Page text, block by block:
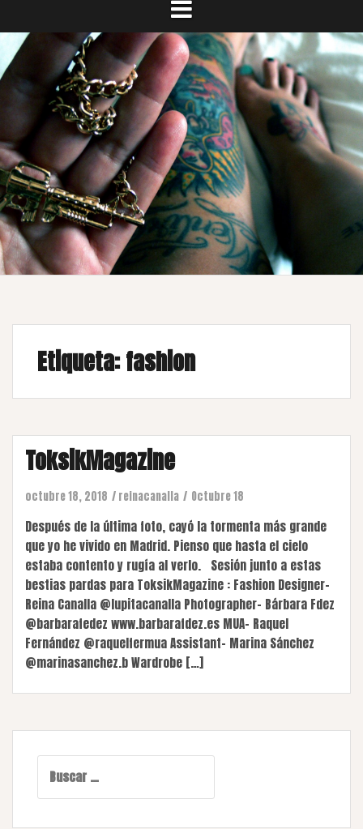
Etiqueta:fashion
ToksikMagazine
octubre 18, 2018 reinacanalla Octubre 18
Después de la última foto, cayó la tormenta más grande
que yo he vivido en Madrid. Pienso que hasta el cielo
estaba contento y rugía al verlo. Sesión junto a estas
bestias pardas para ToksikMagazine : Fashion Designer-
Reina Canalla @lupitacanalla Photographer- Bárbara Fdez
@barbarafedez www.barbarafdez.es MUA- Raquel
Fernández @raquelfermua Assistant- Marina Sánchez
@marinasanchez.b Wardrobe […]